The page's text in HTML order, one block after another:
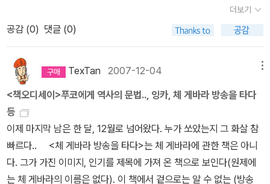
t Cox Merton은 그 아들이다. 아직 국역되지 않았다. 아래 『On Th
eoretical Sociology』3~5장에 1부가 실려 있다.) 4. 막스 베
버, 『프로테스탄티즘의 윤리와 자본주의 정신』(번역본이 여러 권 있
으나, 단연 2010년에 나온 김덕영 교수님 번역으로 읽어야 한다. 다
른 것들은 방대한 각주를 아예 번역하지 않았거나, 번역이 부정확하
고, 국어 문장도 좋지 않다. 그래서 따로 언급하지 아니한다.) 5. 피터
버거, 토마스 루크만, 『실재의 사회적 구성』(2014년에 국역본이 나
왔다.)6. 피에르 부르디외, 『구별짓기』 7. 노르베르트 엘리아스, 『문
명화과정』8. 위르겐 하버마스, 『의사소통행위이론』 9. 탈콧 파슨
즈, 『The Structure of Social Action』(위 책은 아직 번역되지 않
수 있도록 해준 책은 (이미 절판된) <미셸 푸코의 문학비평>(문학과
지성사, 1989)과 김현의 <시칠리아의 암소>(문학과지성사, 1990),
문학비평은 다시 번역돼 나오면 좋겠는데, 이번에 나온 <문학의 고고
학>은 육성 강의니까 접근성도 좋을 듯싶다. <문학의 고고학> 영어
판의 제목은 <언어, 광기, 그리고 욕망>이다. 3부 구성의 책에서 핵
심 주제를 간추린 것인데, 욕망은 특별히 사드를 염두에 둔 걸로 보인
다. 생각난 김에 적자면, 작년말에 첫 권을 선보인 '사드 전집'도 후속
권들이 빨리 나왔으면 싶다. <문학의 고고학>을 계기로 나도 문학 강
의에서 사드를 다룰 기회가 생길지 모르겠다. 아주 오래 전에 <미덕
의 불운>에 대해서 강의하려다 일정이 맞지 않아 무산된 일이 떠오른
하고 역사적인 매커니즘 내에서의 글쓰기 및 이론화, 저자 · 지식인의
계보학에 대한 푸코 후기의 관심사를 탐구하고 있다.다 빈치, 홀바인,
고야, 고흐, 칸딘스키, 톰블리- 생의 극한에서 얻은 절박함을 그림 속
에 표현한 여섯 명의 화가들과 그들의 그림의 내면에 숨겨진 화가의
본래 의도를 읽어내는 여섯 명의 철학자- 니체, 프로이트, 바타유, 푸
코, 코제브, 바르트. 책은 이렇게 시공을 뛰어 넘어 위대한 화가들과
철학자들의 만남을 주선한다. 저자는 화가의 일생과 시대적 배경, 그
림의 탄생 과정과 평가에 대해 부드럽게 해설하고, 이어 철학자들의
세밀한 분석을 통해 그림은 단순히 존재하는 것이 아니라 끊임없이
철학하고 있다는 놀라운 사실을 깨닫게 한다. 화가들은 모두 자신의
더보기
공감 (0) 댓글 (0)
TexTan 2007-12-04
<책오디세이>푸코에게 역사의 문법.., 잉카, 체 게바라 방송을 타다
등
이제 마지막 남은 한 달, 12월로 넘어왔다. 누가 쏘았는지 그 화살 참
빠르다.. <체 게바라 방송을 타다>는 체 게바라에 관한 책은 아니
다. 그가 가진 이미지, 인기를 제목에 가져 온 책으로 보인다(원제에
는 체 게바라의 이름은 없다). 이 책에서 겉으로는 알 수 없는 (방송